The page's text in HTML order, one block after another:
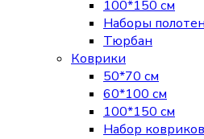
100*150 см
Наборы
Тюрбан
Коврики
50*70 см
60*100 см
100*150 см
Набор ковриков